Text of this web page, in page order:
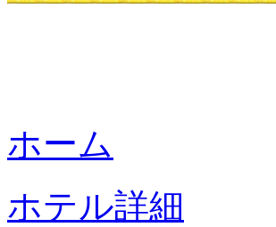
ホーム
ホテル詳細